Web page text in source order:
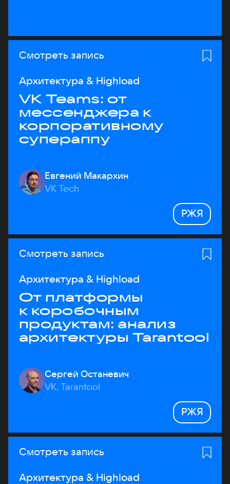
Смотреть запись
Архитектура & Highload
VK Teams: от
мессенджера к
корпоративному
супераппу
Евгений Макархин
VK Tech
РЖЯ
Смотреть запись
Архитектура & Highload
От платформы
к коробочным
продуктам: анализ
архитектуры Tarantool
Сергей Останевич
VK, Tarantool
РЖЯ
Смотреть запись
Архитектура & Highload